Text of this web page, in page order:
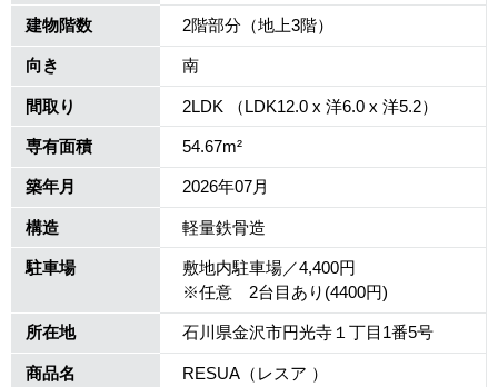
建物階数 2階部分（地上3階）
向き 南
間取り 2LDK （LDK12.0 x 洋6.0 x 洋5.2）
専有面積 54.67m²
築年月 2026年07月
構造 軽量鉄骨造
駐車場
敷地内駐車場／4,400円
※任意 2台目あり(4400円)
所在地 石川県金沢市円光寺１丁目1番5号
商品名 RESUA（レスア ）